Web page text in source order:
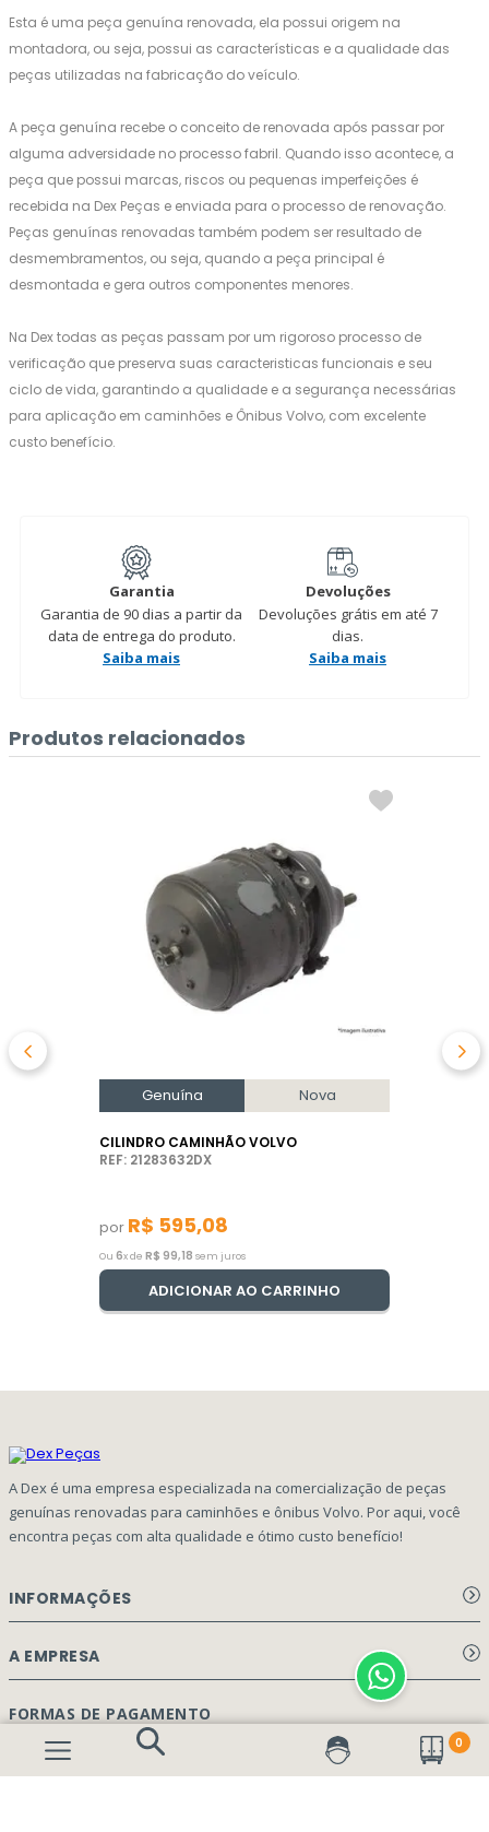
0
Esta é uma peça genuína renovada, ela possui origem na
montadora, ou seja, possui as características e a qualidade das
peças utilizadas na fabricação do veículo.
A peça genuína recebe o conceito de renovada após passar por
alguma adversidade no processo fabril. Quando isso acontece, a
peça que possui marcas, riscos ou pequenas imperfeições é
recebida na Dex Peças e enviada para o processo de renovação.
Peças genuínas renovadas também podem ser resultado de
desmembramentos, ou seja, quando a peça principal é
desmontada e gera outros componentes menores.
Na Dex todas as peças passam por um rigoroso processo de
verificação que preserva suas caracteristicas funcionais e seu
ciclo de vida, garantindo a qualidade e a segurança necessárias
para aplicação em caminhões e Ônibus Volvo, com excelente
custo benefício.
Garantia
Garantia de 90 dias a partir da
data de entrega do produto.
Saiba mais
Devoluções
Devoluções grátis em até 7
dias.
Saiba mais
Produtos relacionados
Genuína Nova
CILINDRO CAMINHÃO VOLVO
REF: 21283632DX
por R$ 595,08
Ou 6x de R$ 99,18 sem juros
ADICIONAR AO CARRINHO
A Dex é uma empresa especializada na comercialização de peças
genuínas renovadas para caminhões e ônibus Volvo. Por aqui, você
encontra peças com alta qualidade e ótimo custo benefício!
INFORMAÇÕES
Aviso de privacidade Dex Peças
Como Comprar
Perguntas Frequentes
A EMPRESA
Página Principal
Quem Somos
FORMAS DE PAGAMENTO